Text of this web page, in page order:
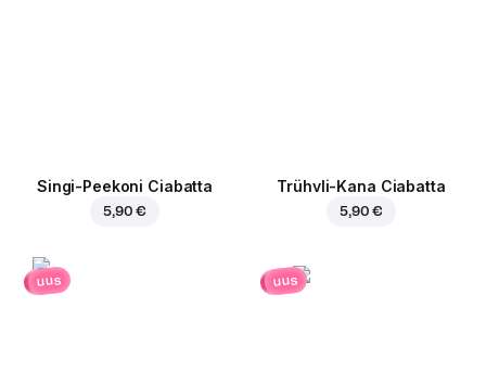
Singi-Peekoni Ciabatta
5,90 €
Trühvli-Kana Ciabatta
5,90 €
uus uus